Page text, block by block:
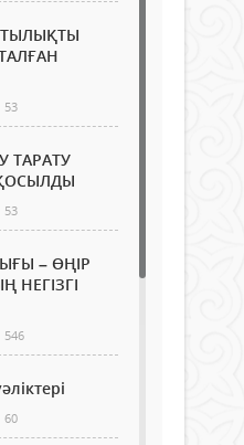
53
ТАРАТУ
53
– ӨҢІР
546
60